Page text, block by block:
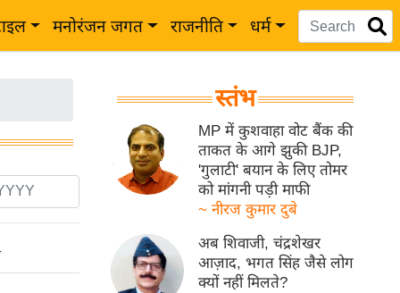
मनोरंजन जगत राजनीति धर्म
स्तंभ
MP में कुशवाहा वोट बैंक की
ताकत के आगे झुकी BJP,
'गुलाटी' बयान के लिए तोमर
को मांगनी पड़ी माफी
~ नीरज कुमार दुबे
अब शिवाजी, चंद्रशेखर
आज़ाद, भगत सिंह जैसे लोग
क्यों नहीं मिलते?